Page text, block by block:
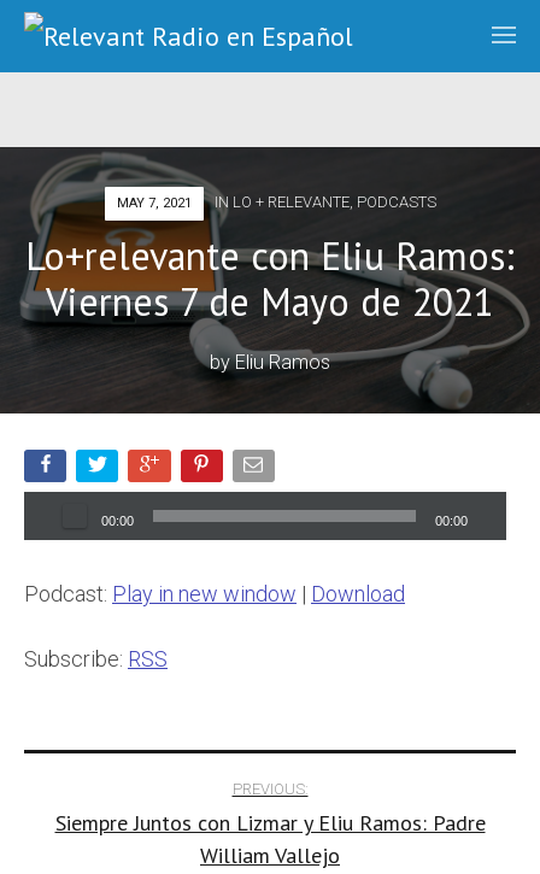
MAY 7, 2021 IN LO + RELEVANTE, PODCASTS
Lo+relevante con Eliu Ramos:
Viernes 7 de Mayo de 2021
byEliu Ramos
Player
00:00 00:00
Podcast: Play in new window | Download
Subscribe: RSS
navigation
PREVIOUS:
Siempre Juntos con Lizmar y Eliu Ramos: Padre
William Vallejo